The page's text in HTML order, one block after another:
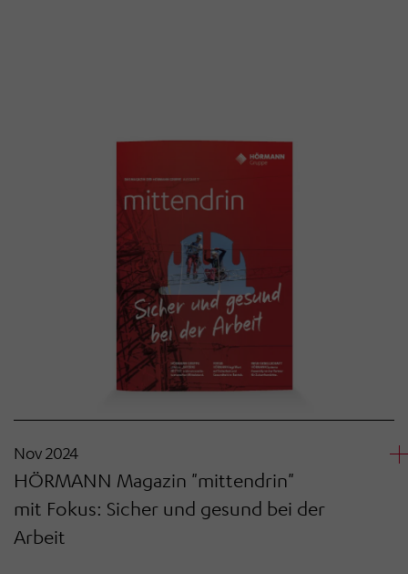
Nov 2024
HÖRMANN Magazin "mittendrin"
mit Fokus: Sicher und gesund bei der
Arbeit